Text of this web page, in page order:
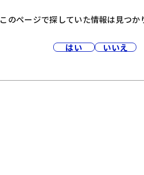
このページで探していた情報は見つか
はい いいえ